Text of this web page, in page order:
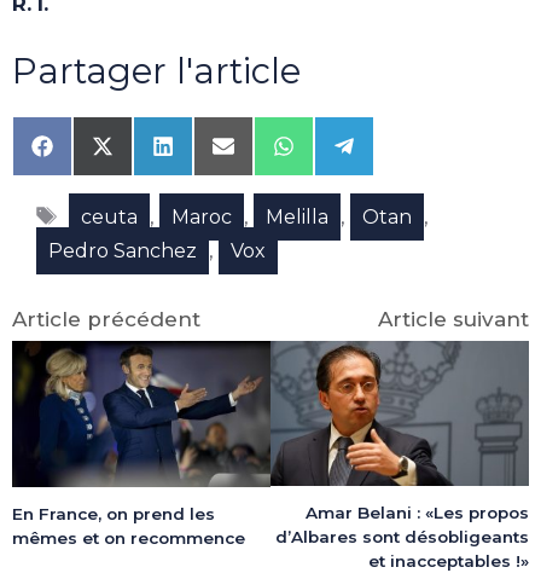
Partager l'article
Share
on
Facebook
Share
on
X
(Twitter)
Share
on
LinkedIn
Share
on
Email
Share
on
WhatsApp
Share
on
Telegram
Étiquettes
ceuta , Maroc , Melilla , Otan ,
Pedro Sanchez , Vox
Article précédent
En France, on prend les
mêmes et on recommence
Article suivant
Amar Belani : «Les propos
d’Albares sont désobligeants
et inacceptables !»